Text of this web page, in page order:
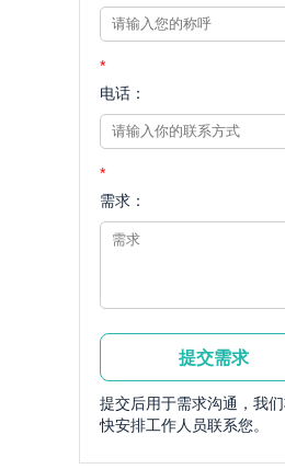
*
电话：
*
需求：
提交后用于需求沟通，我
快安排工作人员联系您。